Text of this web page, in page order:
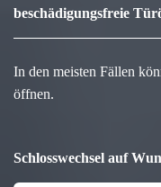
beschädigungsfreie
In den meisten Fällen
öffnen.
Schlosswechsel auf